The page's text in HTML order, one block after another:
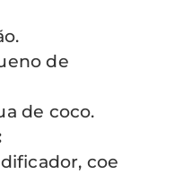
de
de coco.
coe